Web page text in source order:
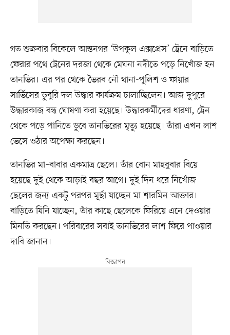
গত শুক্রবার বিকেলে আন্তনগর ‘উপকূল এক্সপ্রেস’ ট্রেনে বাড়িতে
ফেরার পথে ট্রেনের দরজা থেকে মেঘনা নদীতে পড়ে নিখোঁজ হন
তানভির। এর পর থেকে ভৈরব নৌ থানা-পুলিশ ও ফায়ার
সার্ভিসের ডুবুরি দল উদ্ধার কার্যক্রম চালাচ্ছিলেন। আজ দুপুরে
উদ্ধারকাজ বন্ধ ঘোষণা করা হয়েছে। উদ্ধারকর্মীদের ধারণা, ট্রেন
থেকে পড়ে পানিতে ডুবে তানভিরের মৃত্যু হয়েছে। তাঁরা এখন লাশ
ভেসে ওঠার অপেক্ষা করছেন।
তানভির মা–বাবার একমাত্র ছেলে। তাঁর বোন মাহবুবার বিয়ে
হয়েছে দুই থেকে আড়াই বছর আগে। দুই দিন ধরে নিখোঁজ
ছেলের জন্য একটু পরপর মূর্ছা যাচ্ছেন মা শারমিন আক্তার।
বাড়িতে যিনি যাচ্ছেন, তাঁর কাছে ছেলেকে ফিরিয়ে এনে দেওয়ার
মিনতি করছেন। পরিবারের সবাই তানভিরের লাশ ফিরে পাওয়ার
দাবি জানান।